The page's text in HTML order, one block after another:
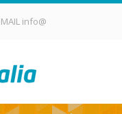
info@